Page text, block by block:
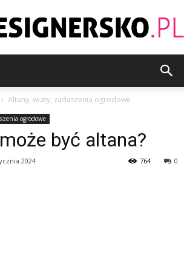
Altany, wiaty, zadaszenia ogrodowe
ogrodowe
być altana?
2024 0
764